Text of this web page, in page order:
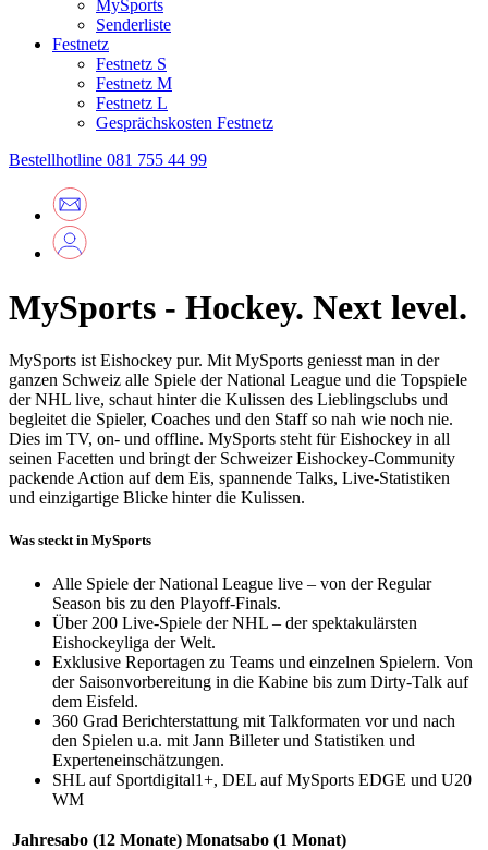
MySports
Senderliste
Festnetz
Festnetz S
Festnetz M
Festnetz L
Gesprächskosten Festnetz
Bestellhotline 081 755 44 99
MySports - Hockey. Next level.
MySports ist Eishockey pur. Mit MySports geniesst man in der
ganzen Schweiz alle Spiele der National League und die Topspiele
der NHL live, schaut hinter die Kulissen des Lieblingsclubs und
begleitet die Spieler, Coaches und den Staff so nah wie noch nie.
Dies im TV, on- und offline. MySports steht für Eishockey in all
seinen Facetten und bringt der Schweizer Eishockey-Community
packende Action auf dem Eis, spannende Talks, Live-Statistiken
und einzigartige Blicke hinter die Kulissen.
Was steckt in MySports
Alle Spiele der National League live – von der Regular
Season bis zu den Playoff-Finals.
Über 200 Live-Spiele der NHL – der spektakulärsten
Eishockeyliga der Welt.
Exklusive Reportagen zu Teams und einzelnen Spielern. Von
der Saisonvorbereitung in die Kabine bis zum Dirty-Talk auf
dem Eisfeld.
360 Grad Berichterstattung mit Talkformaten vor und nach
den Spielen u.a. mit Jann Billeter und Statistiken und
Experteneinschätzungen.
SHL auf Sportdigital1+, DEL auf MySports EDGE und U20
WM
Jahresabo (12 Monate) Monatsabo (1 Monat)